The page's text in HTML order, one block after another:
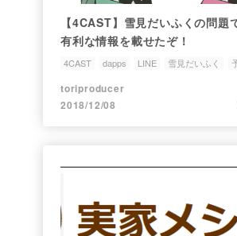
【4CAST】雪見だいふくの問題
有利な情報を載せたぞ！
4CAST dapps LINE 雪見だいふく
toriproducer
2018/12/08